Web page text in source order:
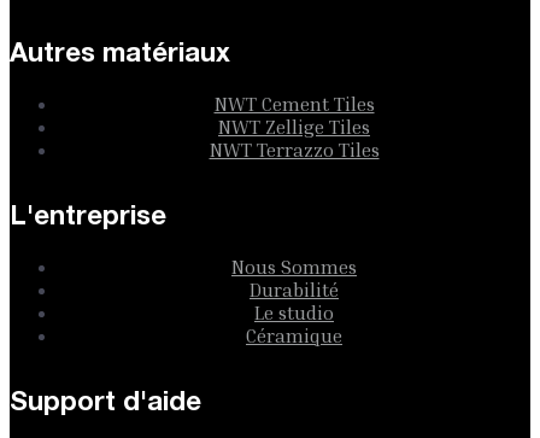
Autres matériaux
NWT Cement Tiles
NWT Zellige Tiles
NWT Terrazzo Tiles
L'entreprise
Nous Sommes
Durabilité
Le studio
Céramique
Support d'aide